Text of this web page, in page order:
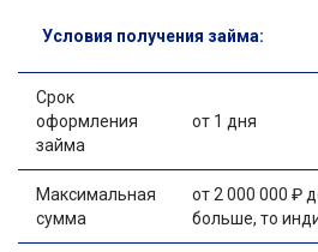
Условия получения займа:
Срок
оформления
займа
от 1 дня
Максимальная
сумма
от 2 000 000 ₽
больше, то